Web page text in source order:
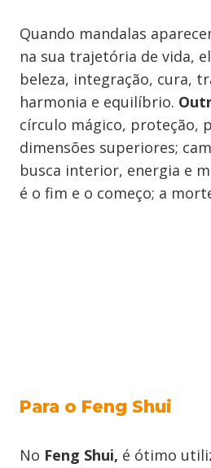
Quando mandalas
na sua trajetória de vida,
beleza, integração, cura,
harmonia e equilíbrio.
círculo mágico, proteção,
dimensões superiores;
busca interior, energia e
é o fim e o começo; a
Para o Feng Shui
No Feng Shui, é ótimo